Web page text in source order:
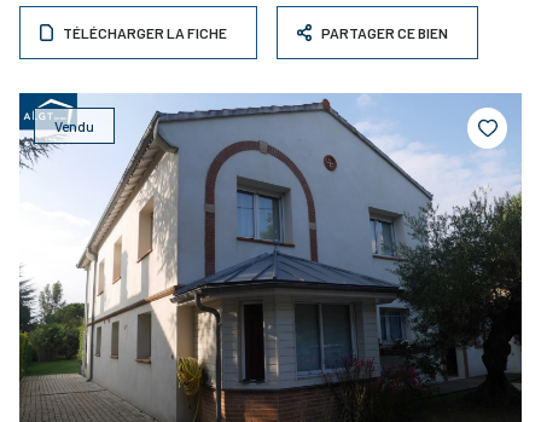
TÉLÉCHARGER LA FICHE PARTAGER CE BIEN
Vendu